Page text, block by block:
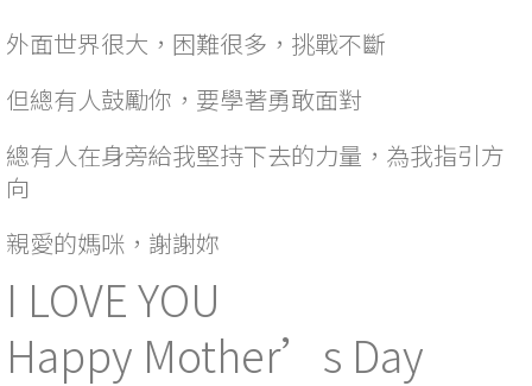
外面世界很大，困難很多，挑戰不斷
但總有人鼓勵你，要學著勇敢面對
總有人在身旁給我堅持下去的力量，為我指引方
向
親愛的媽咪，謝謝妳
I LOVE YOU
Happy Mother’s Day